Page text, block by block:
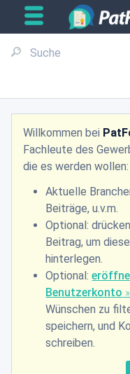
Willkommen bei
Fachleute des
die es werden wollen:
Aktuelle
Beiträge, u.v.m.
Optional:
Beitrag, um
hinterlegen.
Optional:
Benutzerkonto
Wünschen zu
speichern, und
schreiben.